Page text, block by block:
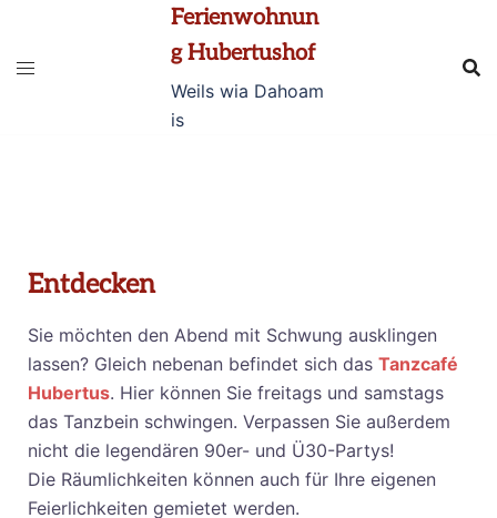
Ferienwohnun
g Hubertushof
Weils wia Dahoam
is
Ferienwohnung
Hubertushof
Entdecken
Sie möchten den Abend mit Schwung ausklingen
lassen? Gleich nebenan befindet sich das Tanzcafé
Hubertus. Hier können Sie freitags und samstags
das Tanzbein schwingen. Verpassen Sie außerdem
nicht die legendären 90er- und Ü30-Partys!
Die Räumlichkeiten können auch für Ihre eigenen
Feierlichkeiten gemietet werden.